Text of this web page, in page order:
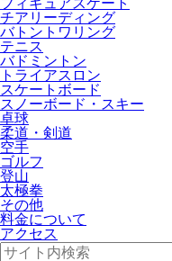
フィギュアスケート
チアリーディング
バトントワリング
テニス
バドミントン
トライアスロン
スケートボード
スノーボード・スキー
卓球
柔道・剣道
空手
ゴルフ
登山
太極拳
その他
料金について
アクセス